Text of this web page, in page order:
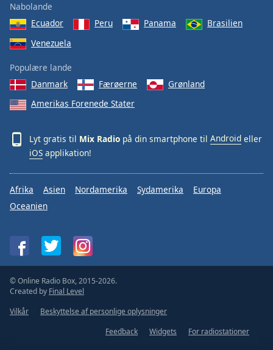
Nabolande
Ecuador
Peru Panama
Brasilien
Venezuela
Populære lande
Danmark
Færøerne
Grønland
Amerikas Forenede Stater
Lyt gratis til Mix Radio på din smartphone til Android eller
iOS applikation!
Afrika Asien Nordamerika Sydamerika
Europa
Oceanien
© Online Radio Box, 2015-2026.
Created by Final Level
Vilkår
Beskyttelse af personlige oplysninger
Feedback
Widgets For radiostationer